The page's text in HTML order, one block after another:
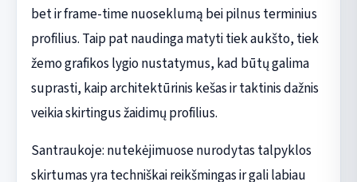
bet ir frame-time nuoseklumą bei pilnus terminius
profilius. Taip pat naudinga matyti tiek aukšto, tiek
žemo grafikos lygio nustatymus, kad būtų galima
suprasti, kaip architektūrinis kešas ir taktinis dažnis
veikia skirtingus žaidimų profilius.
Santraukoje: nutekėjimuose nurodytas talpyklos
skirtumas yra techniškai reikšmingas ir gali labiau